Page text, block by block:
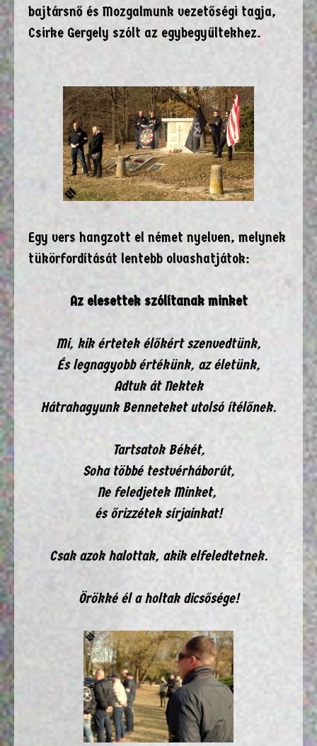
bajtársnő és Mozgalmunk vezetőségi tagja,
Csirke Gergely szólt az egybegyűltekhez.
Egy vers hangzott el német nyelven, melynek
tükörfordítását lentebb olvashatjátok:
Az elesettek szólítanak minket
Mi, kik értetek élőkért szenvedtünk,
És legnagyobb értékünk, az életünk,
Adtuk át Nektek
Hátrahagyunk Benneteket utolsó ítélőnek.
Tartsatok Békét,
Soha többé testvérháborút,
Ne feledjetek Minket,
és őrizzétek sírjainkat!
Csak azok halottak, akik elfeledtetnek.
Örökké él a holtak dicsősége!